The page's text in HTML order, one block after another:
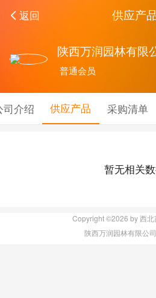
返回 供应产
陕西万润园林有限
普通会员
司介绍 供应产品 采购清单
暂无相关
Copyright ©2026 by 西北
陕西万润园林有限公